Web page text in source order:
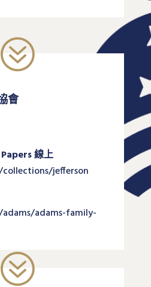
?
會
線上
jefferson
adams-family-
?